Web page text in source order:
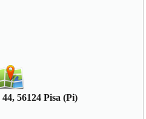
56124 Pisa (Pi)